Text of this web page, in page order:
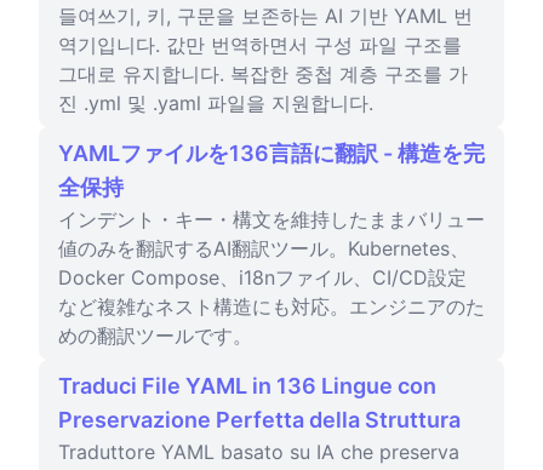
들여쓰기, 키, 구문을 보존하는 AI 기반 YAML 번
역기입니다. 값만 번역하면서 구성 파일 구조를
그대로 유지합니다. 복잡한 중첩 계층 구조를 가
진 .yml 및 .yaml 파일을 지원합니다.
YAMLファイルを136言語に翻訳 - 構造を完
全保持
インデント・キー・構文を維持したままバリュー
値のみを翻訳するAI翻訳ツール。Kubernetes、
Docker Compose、i18nファイル、CI/CD設定
など複雑なネスト構造にも対応。エンジニアのた
めの翻訳ツールです。
Traduci File YAML in 136 Lingue con
Preservazione Perfetta della Struttura
Traduttore YAML basato su IA che preserva